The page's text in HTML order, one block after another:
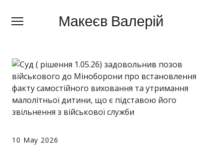
Макеєв Валерій
Макеєв Валерій
Про мене
Сфери діяльності
Правила
10 May 2026